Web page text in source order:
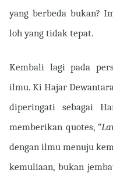
yang berbeda bukan?
loh yang tidak tepat.
Kembali lagi pada
ilmu. Ki Hajar
diperingati sebagai
memberikan quotes, “
dengan ilmu menuju
kemuliaan, bukan